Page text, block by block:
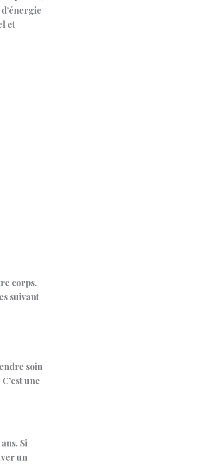
et
corps.
suivant
soin
une
Si
un